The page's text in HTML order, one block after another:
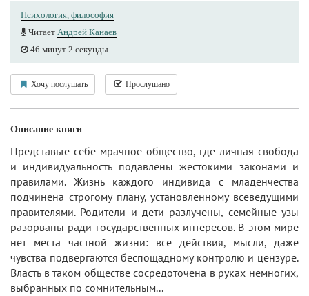
Психология, философия
Читает Андрей Канаев
46 минут 2 секунды
Хочу послушать Прослушано
Описание книги
Представьте себе мрачное общество, где личная свобода
и индивидуальность подавлены жестокими законами и
правилами. Жизнь каждого индивида с младенчества
подчинена строгому плану, установленному всеведущими
правителями. Родители и дети разлучены, семейные узы
разорваны ради государственных интересов. В этом мире
нет места частной жизни: все действия, мысли, даже
чувства подвергаются беспощадному контролю и цензуре.
Власть в таком обществе сосредоточена в руках немногих,
выбранных по сомнительным...